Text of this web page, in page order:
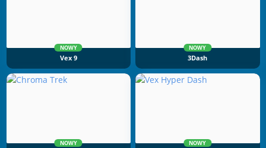
NOWY
Vex 9
NOWY
3Dash
NOWY NOWY